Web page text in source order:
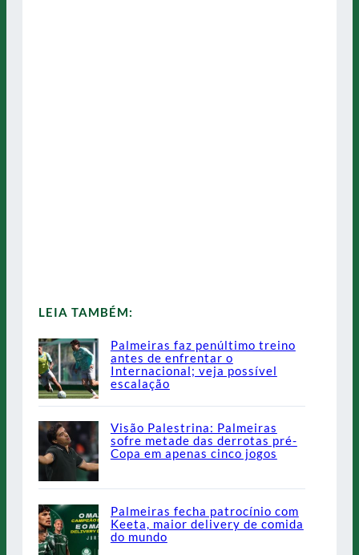
LEIA TAMBÉM:
Palmeiras faz penúltimo treino
antes de enfrentar o
Internacional; veja possível
escalação
Visão Palestrina: Palmeiras
sofre metade das derrotas pré-
Copa em apenas cinco jogos
Palmeiras fecha patrocínio com
Keeta, maior delivery de comida
do mundo